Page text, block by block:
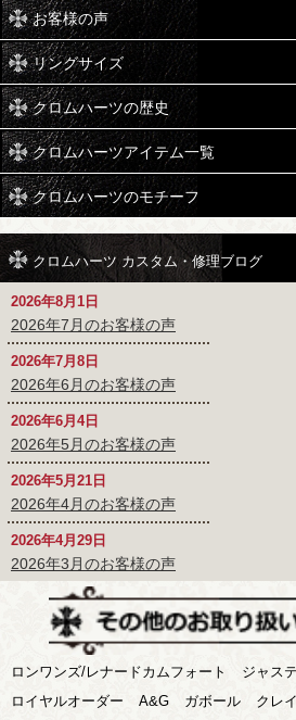
お客様の声
リングサイズ
クロムハーツの歴史
クロムハーツアイテム一覧
クロムハーツのモチーフ
クロムハーツ カスタム・修理ブログ
2026年8月1日
2026年7月のお客様の声
2026年7月8日
2026年6月のお客様の声
2026年6月4日
2026年5月のお客様の声
2026年5月21日
2026年4月のお客様の声
2026年4月29日
2026年3月のお客様の声
ロンワンズ/レナードカムフォート
ジャス
ロイヤルオーダー
A&G ガボール
クレ